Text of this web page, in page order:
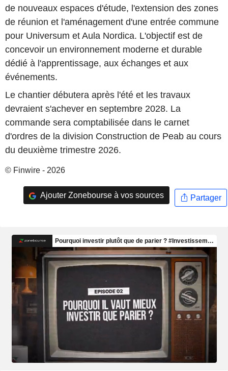
de nouveaux espaces d'étude, l'extension des zones
de réunion et l'aménagement d'une entrée commune
pour Universum et Aula Nordica. L'objectif est de
concevoir un environnement moderne et durable
dédié à l'apprentissage, aux échanges et aux
événements.
Le chantier débutera après l'été et les travaux
devraient s'achever en septembre 2028. La
commande sera comptabilisée dans le carnet
d'ordres de la division Construction de Peab au cours
du deuxième trimestre 2026.
© Finwire - 2026
Ajouter Zonebourse à vos sources Partager